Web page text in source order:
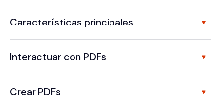
Características principales
Interactuar con PDFs
Crear PDFs